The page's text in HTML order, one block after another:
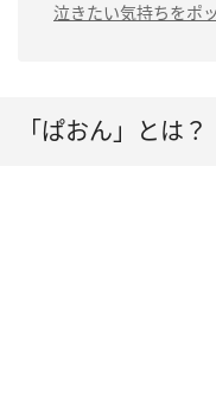
泣きたい気持ちをポ
「ぱおん」とは？